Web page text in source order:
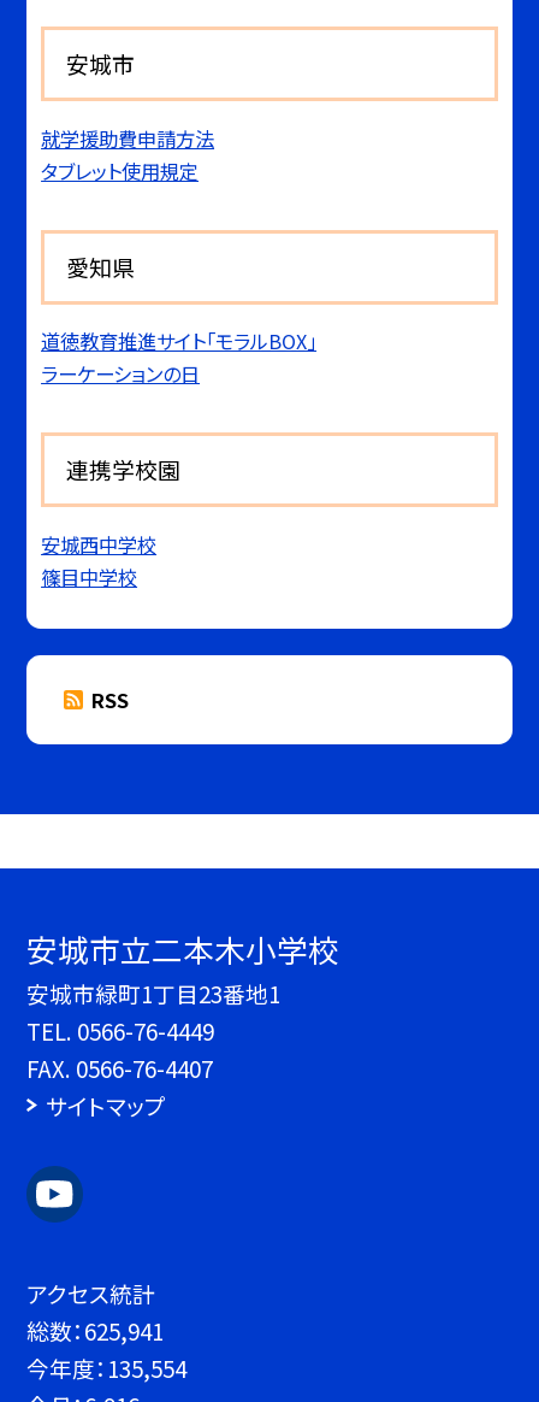
安城市
就学援助費申請方法
タブレット使用規定
愛知県
道徳教育推進サイト「モラルBOX」
ラーケーションの日
連携学校園
安城西中学校
篠目中学校
RSS
安城市立二本木小学校
安城市緑町1丁目23番地1
TEL. 0566-76-4449
FAX. 0566-76-4407
サイトマップ
アクセス統計
総数：625,941
今年度： 135,554